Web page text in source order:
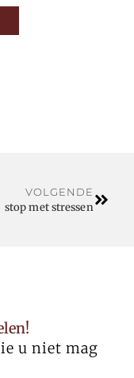
VOLGENDE
stop met stressen
u niet mag